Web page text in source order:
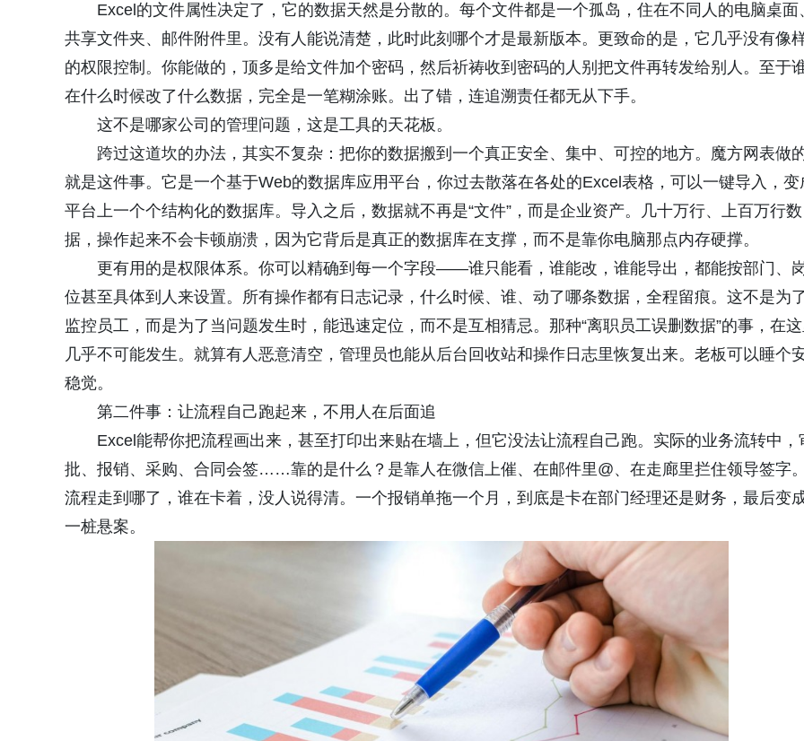
Excel的文件属性决定了，它的数据天然是分散的。每个文件都是一个孤岛，住在不同人的电脑桌面
共享文件夹、邮件附件里。没有人能说清楚，此时此刻哪个才是最新版本。更致命的是，它几乎没有像
的权限控制。你能做的，顶多是给文件加个密码，然后祈祷收到密码的人别把文件再转发给别人。至于
在什么时候改了什么数据，完全是一笔糊涂账。出了错，连追溯责任都无从下手。
这不是哪家公司的管理问题，这是工具的天花板。
跨过这道坎的办法，其实不复杂：把你的数据搬到一个真正安全、集中、可控的地方。魔方网表做
就是这件事。它是一个基于Web的数据库应用平台，你过去散落在各处的Excel表格，可以一键导入，变
平台上一个个结构化的数据库。导入之后，数据就不再是“文件”，而是企业资产。几十万行、上百万行数
据，操作起来不会卡顿崩溃，因为它背后是真正的数据库在支撑，而不是靠你电脑那点内存硬撑。
更有用的是权限体系。你可以精确到每一个字段——谁只能看，谁能改，谁能导出，都能按部门、
位甚至具体到人来设置。所有操作都有日志记录，什么时候、谁、动了哪条数据，全程留痕。这不是为
监控员工，而是为了当问题发生时，能迅速定位，而不是互相猜忌。那种“离职员工误删数据”的事，在这
几乎不可能发生。就算有人恶意清空，管理员也能从后台回收站和操作日志里恢复出来。老板可以睡个
稳觉。
第二件事：让流程自己跑起来，不用人在后面追
Excel能帮你把流程画出来，甚至打印出来贴在墙上，但它没法让流程自己跑。实际的业务流转中，
批、报销、采购、合同会签……靠的是什么？是靠人在微信上催、在邮件里@、在走廊里拦住领导签字。
流程走到哪了，谁在卡着，没人说得清。一个报销单拖一个月，到底是卡在部门经理还是财务，最后变
一桩悬案。